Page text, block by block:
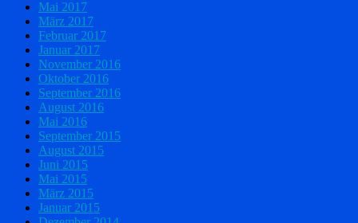
Mai 2017
März 2017
Februar 2017
Januar 2017
November 2016
Oktober 2016
September 2016
August 2016
Mai 2016
September 2015
August 2015
Juni 2015
Mai 2015
März 2015
Januar 2015